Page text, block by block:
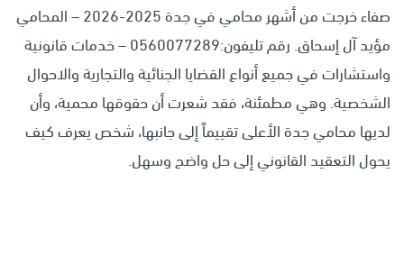
صفاء خرجت من أشهر محامي في جدة 2025-2026 – المحامي
مؤيد آل إسحاق. رقم تليفون:0560077289 – خدمات قانونية
واستشارات في جميع أنواع القضايا الجنائية والتجارية والاحوال
الشخصية. وهي مطمئنة، فقد شعرت أن حقوقها محمية، وأن
لديها محامي جدة الأعلى تقييماً إلى جانبها، شخص يعرف كيف
يحول التعقيد القانوني إلى حل واضح وسهل.